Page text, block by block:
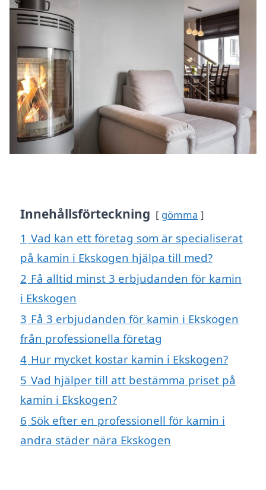
Innehållsförteckning gömma
1 Vad kan ett företag som är specialiserat
på kamin i Ekskogen hjälpa till med?
2 Få alltid minst 3 erbjudanden för kamin
i Ekskogen
3 Få 3 erbjudanden för kamin i Ekskogen
från professionella företag
4 Hur mycket kostar kamin i Ekskogen?
5 Vad hjälper till att bestämma priset på
kamin i Ekskogen?
6 Sök efter en professionell för kamin i
andra städer nära Ekskogen